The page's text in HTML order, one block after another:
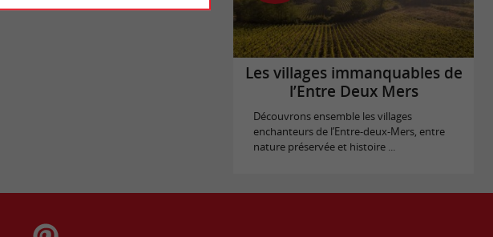
Les villages immanquables de
l’Entre Deux Mers
Découvrons ensemble les villages
enchanteurs de l’Entre-deux-Mers, entre
nature préservée et histoire ...